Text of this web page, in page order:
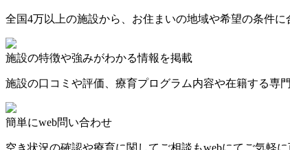
全国4万以上の施設から、お住まいの地域や希望の条件
施設の特徴や強みがわかる情報を掲載
施設の口コミや評価、療育プログラム内容や在籍する専
簡単にweb問い合わせ
空き状況の確認や療育に関してご相談もwebにてご気軽